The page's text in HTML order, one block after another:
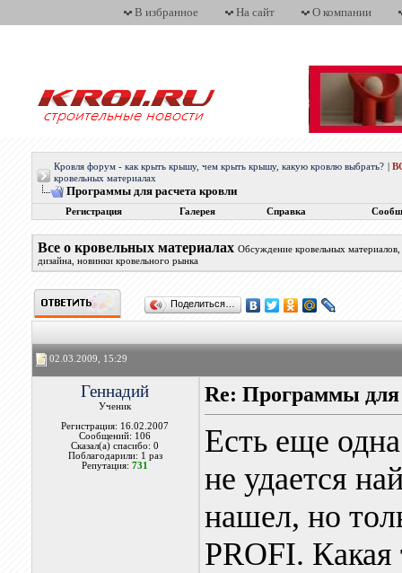
В избранное На сайт О компании
Кровля форум - как крыть крышу, чем крыть крышу, какую кровлю выбрать?
кровельных материалах
Программы для расчета кровли
Регистрация Галерея Справка
Все о кровельных материалах Обсуждение кровельных
дизайна, новинки кровельного рынка
Поделиться…
02.03.2009, 15:29
Геннадий
Ученик
Регистрация: 16.02.2007
Сообщений: 106
Сказал(а) спасибо: 0
Поблагодарили: 1 раз
Репутация:731
Re: Программы для
Есть еще
не удается
нашел, но
PROFI. Какая